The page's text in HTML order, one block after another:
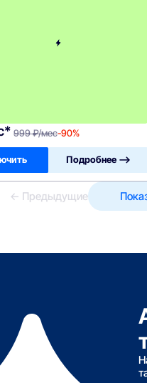
999 ₽/мес-90%
Подробнее —>
← Предыдущие